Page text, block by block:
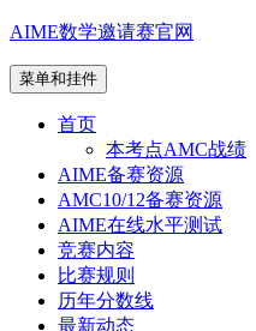
AIME数学邀请赛官网
菜单和挂件
首页
本考点AMC战绩
AIME备赛资源
AMC10/12备赛资源
AIME在线水平测试
竞赛内容
比赛规则
历年分数线
最新动态